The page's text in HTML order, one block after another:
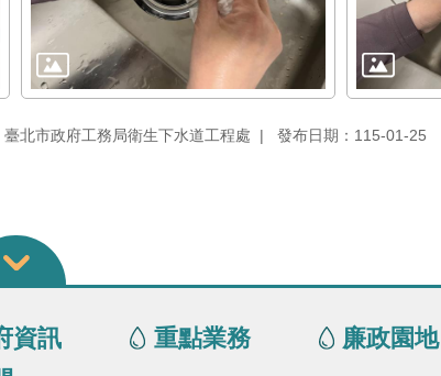
臺北市政府工務局衛生下水道工程處 發布日期：115-01-25
資訊
重點業務 廉政園地